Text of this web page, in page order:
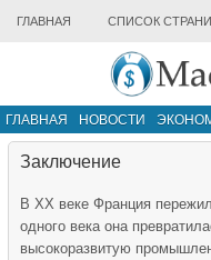
ГЛАВНАЯ СПИСОК
ГЛАВНАЯ НОВОСТИ
ИНФРАСТРУКТУРА РЫНКА
Заключение
В XX веке Франция
одного века она
высокоразвитую